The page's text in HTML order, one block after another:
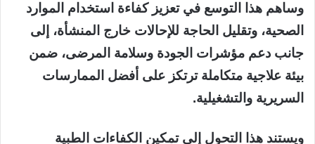
وساهم هذا التوسع في تعزيز كفاءة استخدام الموارد
الصحية، وتقليل الحاجة للإحالات خارج المنشأة، إلى
جانب دعم مؤشرات الجودة وسلامة المرضى، ضمن
بيئة علاجية متكاملة ترتكز على أفضل الممارسات
السريرية والتشغيلية.
ويستند هذا التحول إلى تمكين الكفاءات الطبية